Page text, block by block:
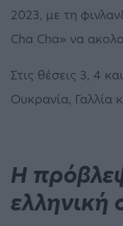
2023, με τη
Cha Cha» να
Στις θέσεις 3, 4
Ουκρανία, Γαλλία
Η
ελληνική